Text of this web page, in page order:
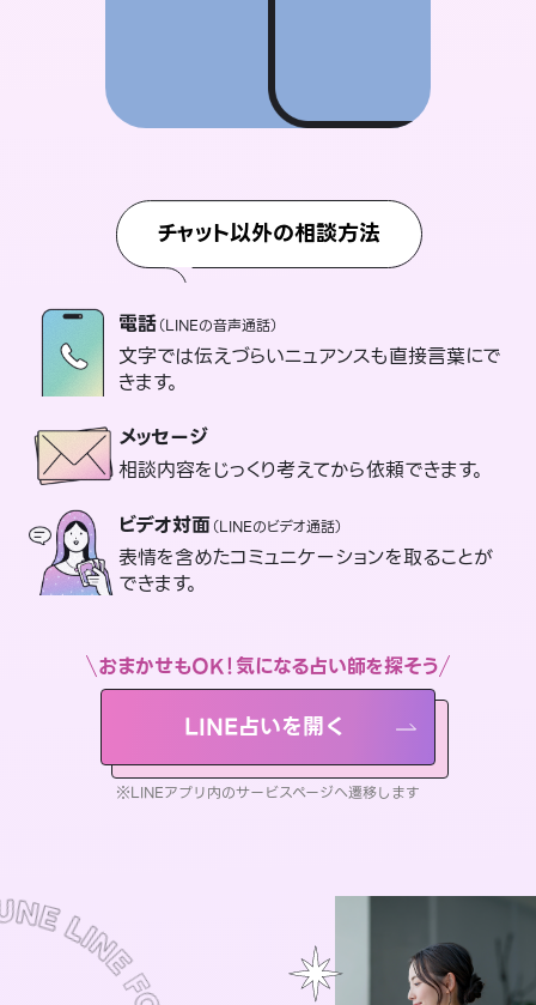
チャット以外の相談方法
電話（LINEの音声通話）
文字では伝えづらいニュアンスも直接言葉にで
きます。
メッセージ
相談内容をじっくり考えてから依頼できます。
ビデオ対面（LINEのビデオ通話）
表情を含めたコミュニケーションを取ることが
できます。
おまかせもOK！気になる占い師を探そう
LINE占いを開く
※LINEアプリ内のサービスページへ遷移します